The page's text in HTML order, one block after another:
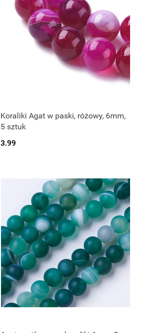
Koraliki Agat w paski, różowy, 6mm,
5 sztuk
3.99